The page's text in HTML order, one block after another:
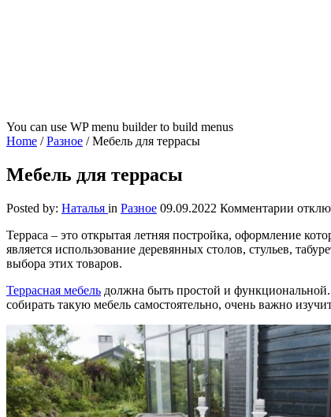
You can use WP menu builder to build menus
Home /Разное /Мебель для террасы
Мебель для террасы
Posted by: Наталья in Разное 09.09.2022 Комментарии к
для
Терраса – это открытая летняя постройка, оформление
является использование деревянных столов, стульев,
выбора этих товаров.
Террасная мебель должна быть простой и
собирать такую мебель самостоятельно, очень важно